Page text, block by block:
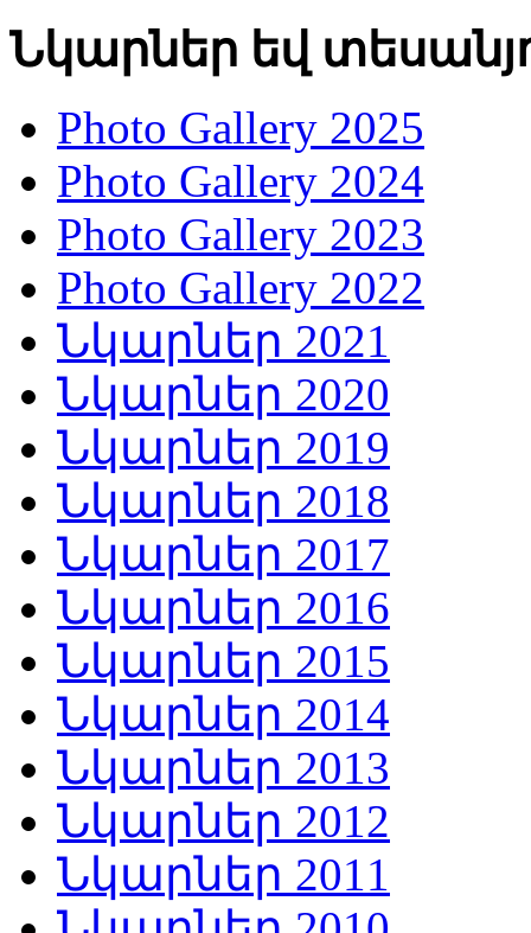
Նկարներ եվ
Photo Gallery 2025
Photo Gallery 2024
Photo Gallery 2023
Photo Gallery 2022
Նկարներ 2021
Նկարներ 2020
Նկարներ 2019
Նկարներ 2018
Նկարներ 2017
Նկարներ 2016
Նկարներ 2015
Նկարներ 2014
Նկարներ 2013
Նկարներ 2012
Նկարներ 2011